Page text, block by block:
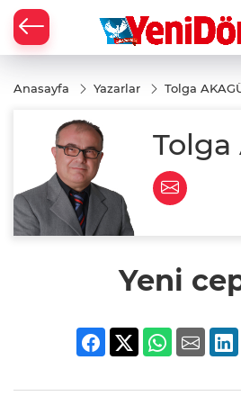
Anasayfa Yazarlar Tolga
Tolga
Yeni